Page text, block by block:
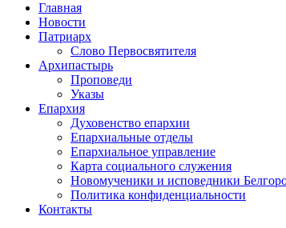
Главная
Новости
Патриарх
Слово Первосвятителя
Архипастырь
Проповеди
Указы
Епархия
Духовенство епархии
Епархиальные отделы
Епархиальное управление
Карта социального служения
Новомученики и исповедники
Политика конфиденциальности
Контакты